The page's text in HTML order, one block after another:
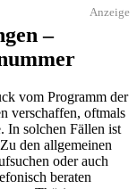
Anzeige
–
vom Programm der
verschaffen, oftmals
In solchen Fällen ist
den allgemeinen
oder auch
beraten